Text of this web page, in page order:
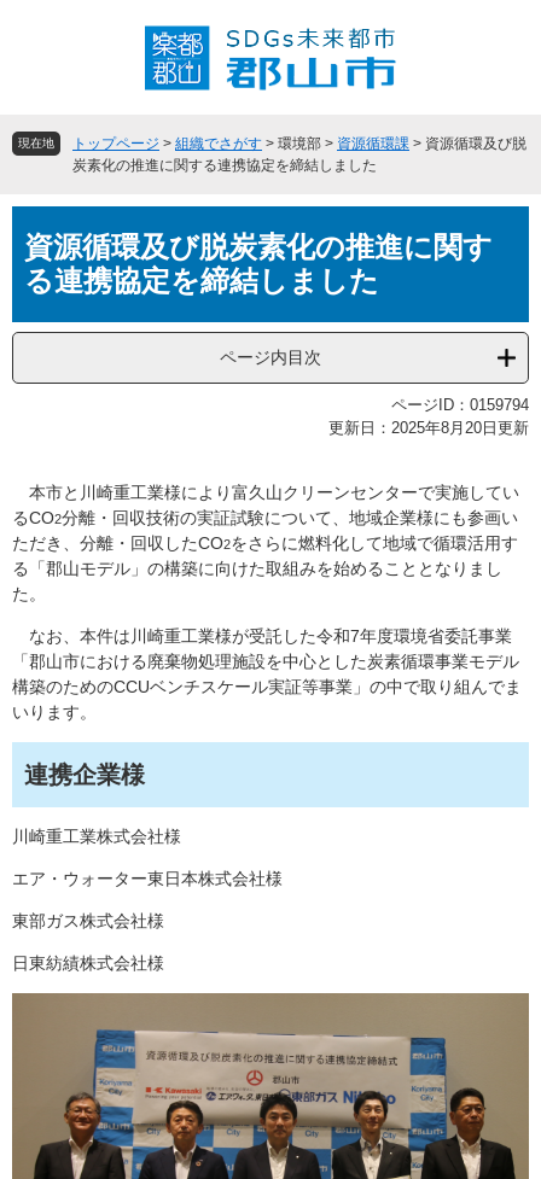
頭
飛現在地 トップページ > 組織でさがす > 環境部 > 資源循環課 > 資源循環及び脱
炭素化の推進に関する連携協定を締結しました
文資源循環及び脱炭素化の推進に関す
る連携協定を締結しました
ページ内目次
ページID：0159794
更新日：2025年8月20日更新
本市と川崎重工業様により富久山クリーンセンターで実施してい
るCO2分離・回収技術の実証試験について、地域企業様にも参画い
ただき、分離・回収したCO2をさらに燃料化して地域で循環活用す
る「郡山モデル」の構築に向けた取組みを始めることとなりまし
た。
なお、本件は川崎重工業様が受託した令和7年度環境省委託事業
「郡山市における廃棄物処理施設を中心とした炭素循環事業モデル
構築のためのCCUベンチスケール実証等事業」の中で取り組んでま
いります。
連携企業様
川崎重工業株式会社様
エア・ウォーター東日本株式会社様
東部ガス株式会社様
日東紡績株式会社様